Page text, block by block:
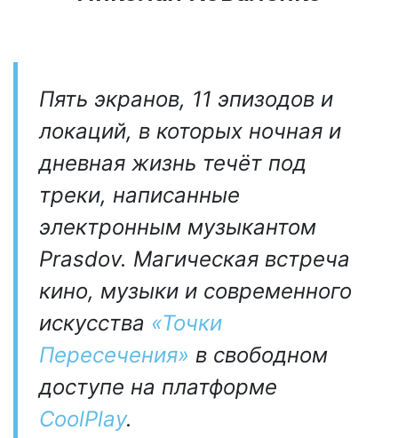
Пять экранов, 11 эпизодов и
локаций, в которых ночная и
дневная жизнь течёт под
треки, написанные
электронным музыкантом
Prasdov. Магическая встреча
кино, музыки и современного
искусства «Точки
Пересечения» в свободном
доступе на платформе
CoolPlay.